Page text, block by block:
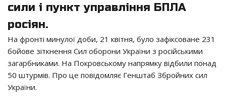
сили і пункт управління БПЛА
росіян.
На фронті минулої доби, 21 квітня, було зафіксоване 231
бойове зіткнення Сил оборони України з російськими
загарбниками. На Покровському напрямку відбили понад
50 штурмів. Про це повідомляє Генштаб Збройних сил
України.